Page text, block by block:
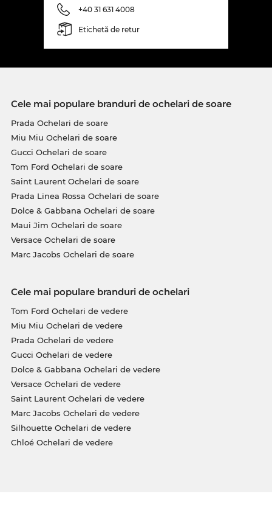
+40 31 631 4008
Etichetă de retur
Cele mai populare branduri de ochelari de soare
Prada Ochelari de soare
Miu Miu Ochelari de soare
Gucci Ochelari de soare
Tom Ford Ochelari de soare
Saint Laurent Ochelari de soare
Prada Linea Rossa Ochelari de soare
Dolce & Gabbana Ochelari de soare
Maui Jim Ochelari de soare
Versace Ochelari de soare
Marc Jacobs Ochelari de soare
Cele mai populare branduri de ochelari
Tom Ford Ochelari de vedere
Miu Miu Ochelari de vedere
Prada Ochelari de vedere
Gucci Ochelari de vedere
Dolce & Gabbana Ochelari de vedere
Versace Ochelari de vedere
Saint Laurent Ochelari de vedere
Marc Jacobs Ochelari de vedere
Silhouette Ochelari de vedere
Chloé Ochelari de vedere